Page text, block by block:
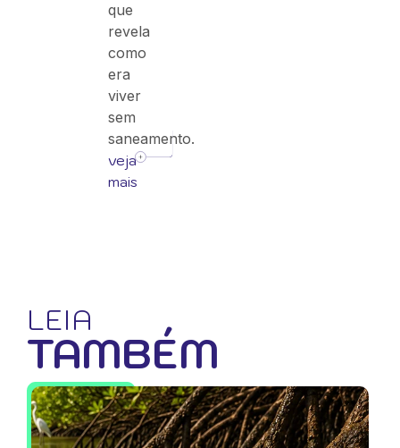
que
revela
como
era
viver
sem
saneamento.
veja
mais
LEIA
TAMBÉM